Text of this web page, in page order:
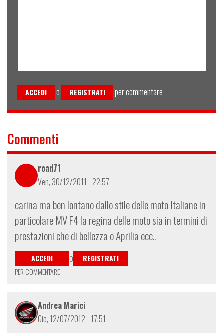
ACCEDI o REGISTRATI per commentare
Commenti
road71
Ven, 30/12/2011 - 22:57
carina ma ben lontano dallo stile delle moto Italiane in
particolare MV F4 la regina delle moto sia in termini di
prestazioni che di bellezza o Aprilia ecc..
ACCEDI O
REGISTRATI
PER COMMENTARE
Andrea Marici
Gio, 12/07/2012 - 17:51